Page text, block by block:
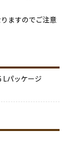
ますのでご注意
パッケージ